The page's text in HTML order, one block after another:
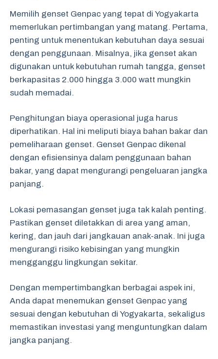
Memilih genset Genpac yang tepat di Yogyakarta
memerlukan pertimbangan yang matang. Pertama,
penting untuk menentukan kebutuhan daya sesuai
dengan penggunaan. Misalnya, jika genset akan
digunakan untuk kebutuhan rumah tangga, genset
berkapasitas 2.000 hingga 3.000 watt mungkin
sudah memadai.
Penghitungan biaya operasional juga harus
diperhatikan. Hal ini meliputi biaya bahan bakar dan
pemeliharaan genset. Genset Genpac dikenal
dengan efisiensinya dalam penggunaan bahan
bakar, yang dapat mengurangi pengeluaran jangka
panjang.
Lokasi pemasangan genset juga tak kalah penting.
Pastikan genset diletakkan di area yang aman,
kering, dan jauh dari jangkauan anak-anak. Ini juga
mengurangi risiko kebisingan yang mungkin
mengganggu lingkungan sekitar.
Dengan mempertimbangkan berbagai aspek ini,
Anda dapat menemukan genset Genpac yang
sesuai dengan kebutuhan di Yogyakarta, sekaligus
memastikan investasi yang menguntungkan dalam
jangka panjang.